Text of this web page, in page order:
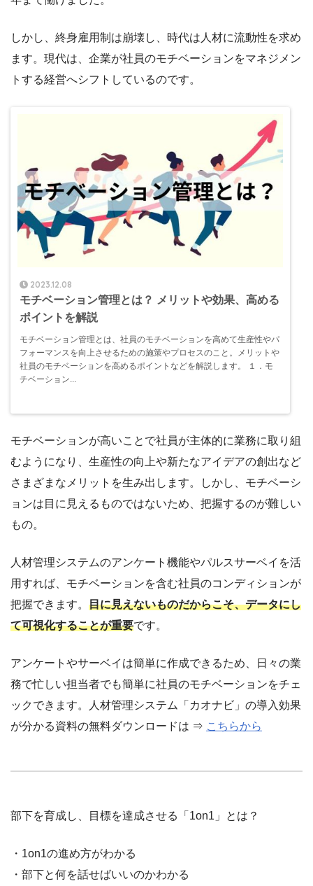
しかし、終身雇用制は崩壊し、時代は人材に流動性を求め
ます。現代は、企業が社員のモチベーションをマネジメン
トする経営へシフトしているのです。
2023.12.08
モチベーション管理とは？ メリットや効果、高める
ポイントを解説
モチベーション管理とは、社員のモチベーションを高めて生産性やパ
フォーマンスを向上させるための施策やプロセスのこと。メリットや
社員のモチベーションを高めるポイントなどを解説します。 １．モ
チベーション...
モチベーションが高いことで社員が主体的に業務に取り組
むようになり、生産性の向上や新たなアイデアの創出など
さまざまなメリットを生み出します。しかし、モチベーシ
ョンは目に見えるものではないため、把握するのが難しい
もの。
人材管理システムのアンケート機能やパルスサーベイを活
用すれば、モチベーションを含む社員のコンディションが
把握できます。 目に見えないものだからこそ、データにし
て可視化することが重要です。
アンケートやサーベイは簡単に作成できるため、日々の業
務で忙しい担当者でも簡単に社員のモチベーションをチェ
ックできます。人材管理システム「カオナビ」の導入効果
が分かる資料の無料ダウンロードは ⇒ こちらから
部下を育成し、目標を達成させる「1on1」とは？
・1on1の進め方がわかる
・部下と何を話せばいいのかわかる